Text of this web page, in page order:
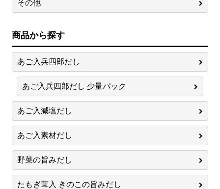
その他
商品から探す
あご入兵四郎だし
あご入兵四郎だし 少量パック
あご入減塩だし
あご入素材だし
野菜の旨みだし
たもぎ茸入 きのこの旨みだし